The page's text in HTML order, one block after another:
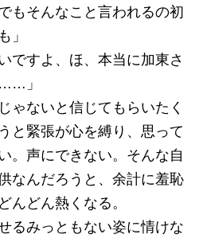
もそんなこと言われるの初
」
ですよ、ほ、本当に加東さ
」
ゃないと信じてもらいたく
と緊張が心を縛り、思って
。声にできない。そんな自
なんだろうと、余計に羞恥
んどん熱くなる。
るみっともない姿に情けな